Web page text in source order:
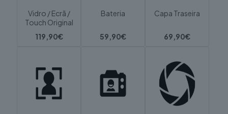
Vidro / Ecrã /
Touch Original
119,90€
Bateria
59,90€
Capa Traseira
69,90€